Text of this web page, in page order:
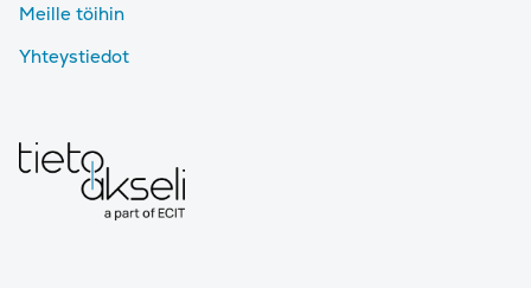
Meille töihin
Yhteystiedot